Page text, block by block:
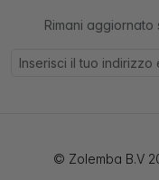
Rimani
© Zolemba B.V